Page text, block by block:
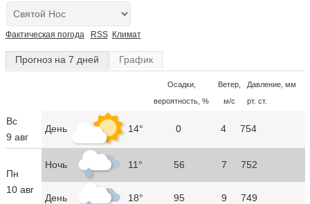
Фактическая погода RSS Климат
Прогноз на 7 дней График
Осадки,
вероятность, %
Ветер,
м/с
Давление, мм
рт. ст.
Вс
9 авг
День 14° 0 4 754
Пн
10 авг
Ночь 11° 56 7 752
День 18° 95 9 749